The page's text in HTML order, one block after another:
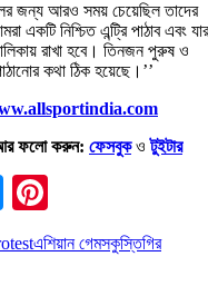
জন্য আরও সময় চেয়েছিল তাদের
একটি নিশ্চিত এন্ট্রি পাঠাব এবং
রাখা হবে। তিনজন পুরুষ ও
কথা ঠিক হয়েছে।’’
আর ফলো করুন: ফেসবুকওটুইটার
Messenger
এশিয়ান গেমসকুস্তিগির